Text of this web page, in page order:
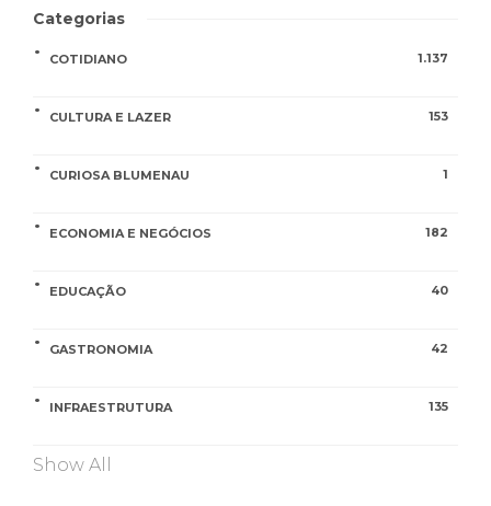
Categorias
COTIDIANO 1.137
CULTURA E LAZER 153
CURIOSA BLUMENAU 1
ECONOMIA E NEGÓCIOS 182
EDUCAÇÃO 40
GASTRONOMIA 42
INFRAESTRUTURA 135
Show All